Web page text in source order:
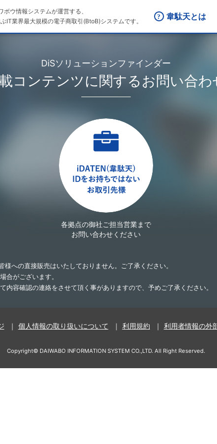
ウ情報システムが運営する、
IT業界最大規模の電子商取引(BtoB)システムです。
韋駄天とは
DiSソリューションファインダー
コンテンツに関するお問い合わ
各拠点の御社ご担当営業まで
お問い合わせください
への直接販売はいたしておりません。ご了承ください。
合がございます。
内容確認の連絡をさせて頂く事がありますので、予めご了承ください。
個人情報の取り扱いについて 利用規約 利用者情報の外
Copyright© DAIWABO INFORMATION SYSTEM CO.,LTD. All Right Reserved.